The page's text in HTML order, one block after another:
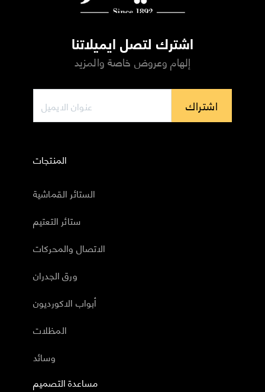
اشترك لتصل ايميلاتنا
إلهام وعروض خاصة والمزيد
اشتراك
المنتجات
الستائر القماشية
ستائر التعتيم
الاتصال والمحركات
ورق الجدران
أبواب الاكورديون
المظلات
وسائد
مساعدة التصميم